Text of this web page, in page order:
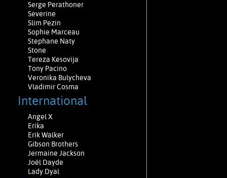
Serge Perathoner
Severine
Slim Pezin
Sophie Marceau
Stephane Naty
Stone
Tereza Kesovija
Tony Pacino
Veronika Bulycheva
Vladimir Cosma
International
Angel X
Erika
Erik Walker
Gibson Brothers
Jermaine Jackson
Joël Dayde
Lady Dyal